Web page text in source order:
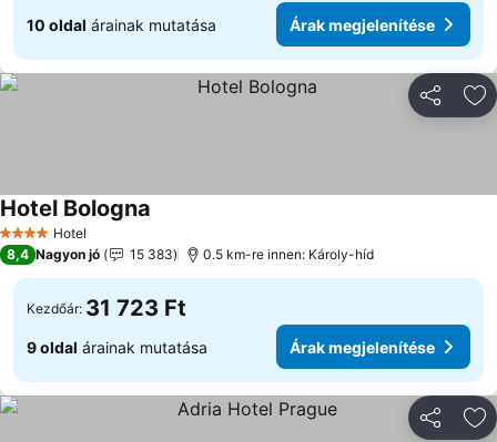
10 oldal árainak mutatása Árak megjelenítése
4 KategóriaHotel
Hotel Bologna
8,4 Nagyon jó 15 383 0.5 km-re innen: Károly-híd
Kezdőár: 31 723 Ft
9 oldal árainak mutatása Árak megjelenítése